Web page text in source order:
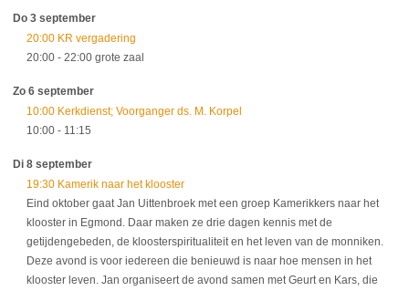
Do 3 september
20:00 KR vergadering
20:00 - 22:00 grote zaal
Zo 6 september
10:00 Kerkdienst; Voorganger ds. M. Korpel
10:00 - 11:15
Di 8 september
19:30 Kamerik naar het klooster
Eind oktober gaat Jan Uittenbroek met een groep Kamerikkers naar het
klooster in Egmond. Daar maken ze drie dagen kennis met de
getijdengebeden, de kloosterspiritualiteit en het leven van de monniken.
Deze avond is voor iedereen die benieuwd is naar hoe mensen in het
klooster leven. Jan organiseert de avond samen met Geurt en Kars, die